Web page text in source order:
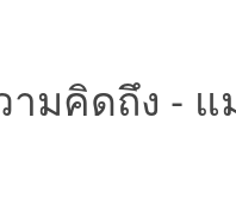
ามคิดถึง -